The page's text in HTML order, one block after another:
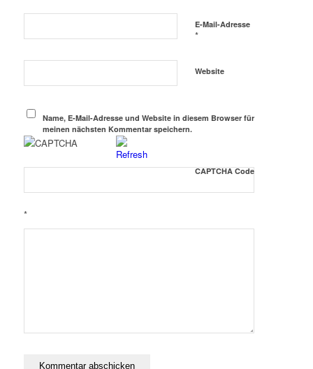
E-Mail-Adresse
*
Website
Name, E-Mail-Adresse und Website in diesem Browser für
meinen nächsten Kommentar speichern.
CAPTCHA Code
*